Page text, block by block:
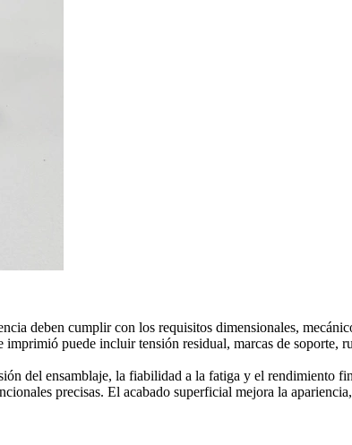
deben cumplir con los requisitos dimensionales,
puede incluir tensión residual, marcas de soporte,
del ensamblaje, la fiabilidad a la fatiga y el rendimiento
precisas. El acabado superficial mejora la